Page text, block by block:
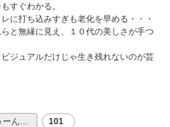
すぐわかる。
に打ち込みすぎも老化を早める・・・
と無縁に見え、１０代の美しさが手つ
ジュアルだけじゃ生き残れないのが芸
ーん… 101